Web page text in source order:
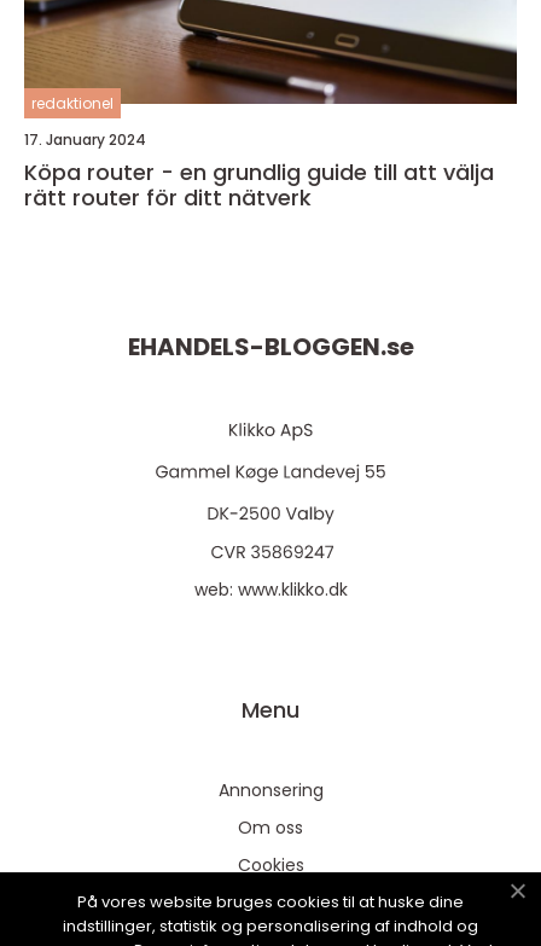
redaktionel
17. January 2024
Köpa router - en grundlig guide till att välja
rätt router för ditt nätverk
EHANDELS-BLOGGEN.se
web: www.klikko.dk
Menu
Annonsering
Om oss
Cookies
Kontakta oss
Sitemap
På vores website bruges cookies til at huske dine
indstillinger, statistik og personalisering af indhold og